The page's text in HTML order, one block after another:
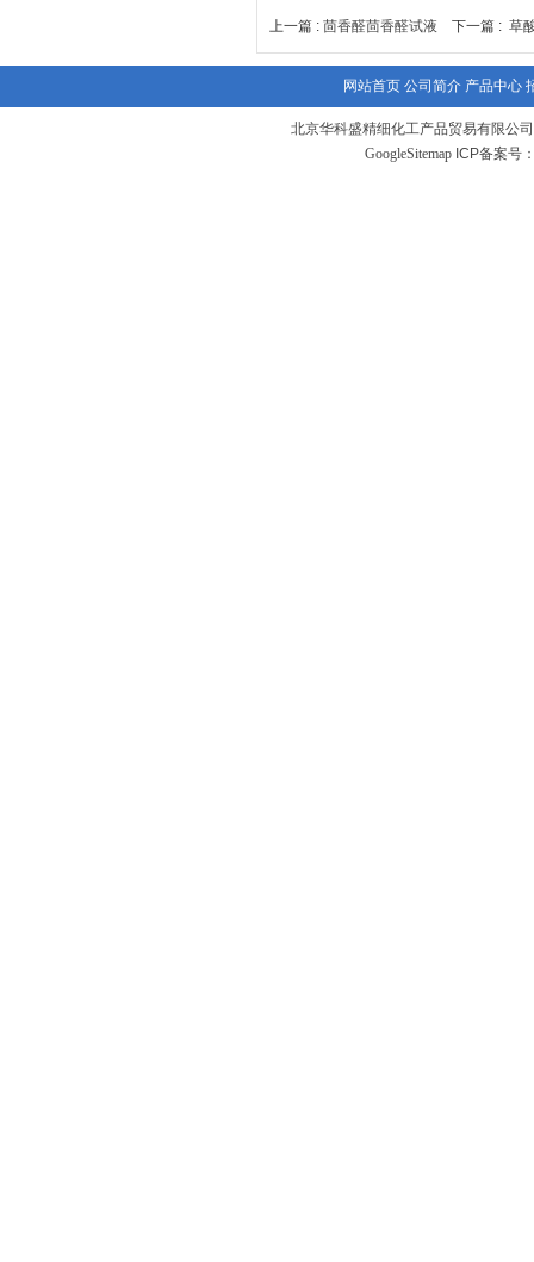
上一篇 : 茴香醛茴香醛试液 下一篇 : 草
网站首页 公司简介 产品中心
北京华科盛精细化工产品贸易有限公
GoogleSitemap ICP备案号